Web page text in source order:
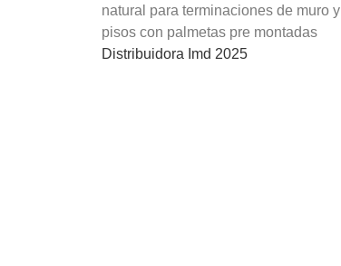
natural para terminaciones de muro y
pisos con palmetas pre montadas
Distribuidora Imd 2025